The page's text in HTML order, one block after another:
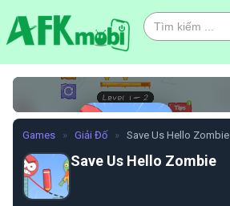
Games » Giải Đố » Save Us Hello Zombie
Save Us Hello Zombie